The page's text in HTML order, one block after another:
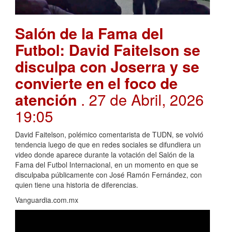
Salón de la Fama del
Futbol: David Faitelson se
disculpa con Joserra y se
convierte en el foco de
atención . 27 de Abril, 2026
19:05
David Faitelson, polémico comentarista de TUDN, se volvió
tendencia luego de que en redes sociales se difundiera un
video donde aparece durante la votación del Salón de la
Fama del Futbol Internacional, en un momento en que se
disculpaba públicamente con José Ramón Fernández, con
quien tiene una historia de diferencias.
Vanguardia.com.mx